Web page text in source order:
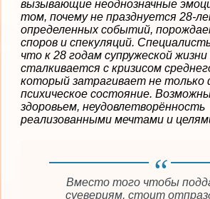
вызывающие неоднозначные
том, почему не празднуется 28-
определенных событий,
споров и спекуляций.
что к 28 годам супружеской
сталкивается с кризисом
который затрагивает не только
психическое состояние.
здоровьем, неудовлетворённость
реализованными мечтами и
Вместо того чтобы
суевериям, стоит